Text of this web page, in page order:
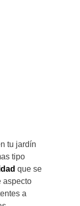
tu jardín
tipo
que se
aspecto
a